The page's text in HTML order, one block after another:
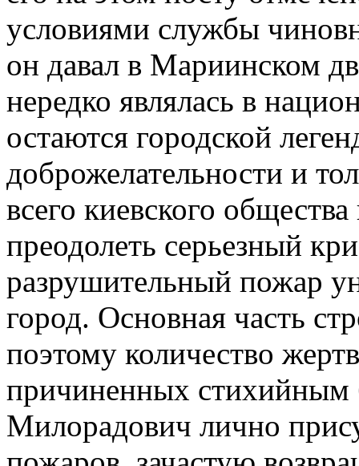
условиями службы
он давал в Мариинском
нередко являлась в
остаются городской
доброжелательности и
всего киевского
преодолеть серьезный
разрушительный пожар
город. Основная часть
поэтому количество
причиненных стихийным
Милорадович лично